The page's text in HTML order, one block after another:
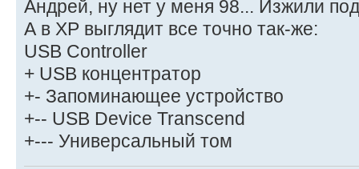
Андрей, ну нет у меня 98... Изжили
А в ХР выглядит все точно так-же:
USB Controller
+ USB концентратор
+- Запоминающее устройство
+-- USB Device Transcend
+--- Универсальный том